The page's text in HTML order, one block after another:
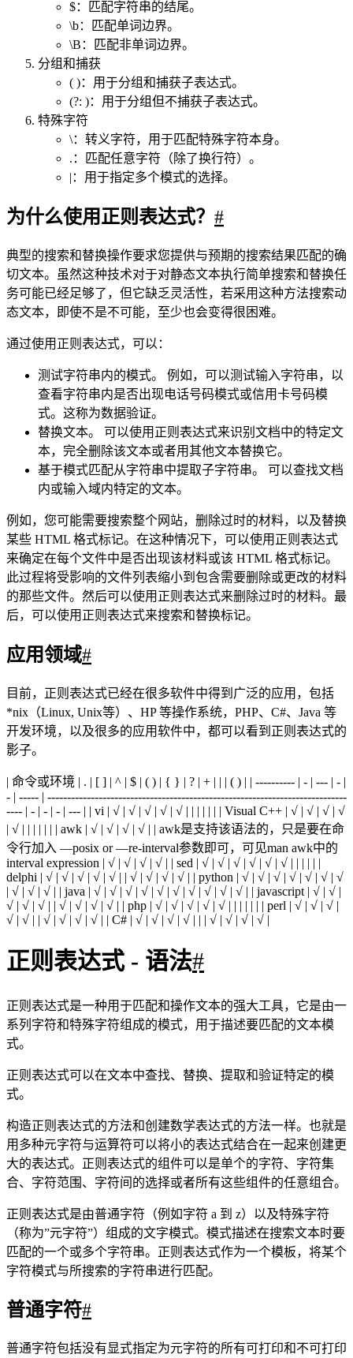
系列字符和特殊字符组成的模式，用于描述要匹配的文本模
正则表达式可以在文本中查找、替换、提取和验证特定的模
构造正则表达式的方法和创建数学表达式的方法一样。也就是
用多种元字符与运算符可以将小的表达式结合在一起来创建更
大的表达式。正则表达式的组件可以是单个的字符、字符集
合、字符范围、字符间的选择或者所有这些组件的任意组合。
（称为”元字符”）组成的文字模式。模式描述在搜索文本时要
字符模式与所搜索的字符串进行匹配。
普通字符#
普通字符包括没有显式指定为元字符的所有可打印和不可打印
字符。这包括所有大写和小写字母、所有数字、所有标点符号
和一些其他符号。
[ABC]匹配 […] 中的所有字符，例如 [aeiou] 匹配字符
串 “google runoob taobao” 中所有的 e o u a 字母。
[^ABC] 匹配除了 […] 中字符的所有字符，例如
[^aeiou] 匹配字符串 “google runoob taobao” 中除了 e o u a
字母的所有字符。
[A-Z] [A-Z] 表示一个区间，匹配所有大写字母，[a-z]
表示所有小写字母
.匹配除换行符（\n、\r）之外的任何单个字符，相等于
[^\n\r]。
[\s\S]匹配所有。\s 是匹配所有空白符，包括换行，
\S 非空白符，不包括换行。
\w匹配字母、数字、下划线。等价于 [A-Za-z0-9_]
非打印字符
非打印字符也可以是正则表达式的组成部分。下表列出了表示
非打印字符的转义序列：
\cx
匹配由x指明的控制字符。例如， \cM 匹配一个 Control-
\f
匹配一个换页符。等价于 \x0c 和 \cL。
\n
匹配一个换行符。等价于 \x0a 和 \cJ。
\r
匹配一个回车符。等价于 \x0d 和 \cM。
\s
匹配任何空白字符，包括空格、制表符、换页符等等。
\S
匹配任何非空白字符。等价于 [^ \f\n\r\t\v]。
\t
匹配一个制表符。等价于 \x09 和 \cI。
特殊字符#
所谓特殊字符，就是一些有特殊含义的字符，如上面说的
runoo*b中的*，简单的说就是表示任何字符串的意思。如
果要查找字符串中的
加一个\\，runo\\*ob匹配字符串 runo*ob。
许多元字符要求在试图匹配它们时特别对待。若要匹配这些特
殊字符，必须首先使字符”转义”，即，将反斜杠字符\ 放在它
们前面。下表列出了正则表达式中的特殊字符：
特别字符描述
$
匹配输入字符串的结尾位置。如果设置了 RegExp 对
( )
标记一个子表达式的开始和结束位置。子表达式可
匹配前面的子表达式零次或多次。要匹配 * 字符，
+
匹配前面的子表达式一次或多次。要匹配 + 字符，
.
匹配除换行符 \n 之外的任何单字符。要匹配 . ，请使
[
标记一个中括号表达式的开始。要匹配 [，请使用 \[
?
匹配前面的子表达式零次或一次，或指明一个非贪
\
将下一个字符标记为或特殊字符、或原义字符、或向